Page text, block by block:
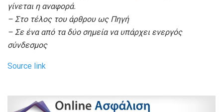
γίνεται η αναφορά.
– Στο τέλος του άρθρου ως Πηγή
– Σε ένα από τα δύο σημεία να υπάρχει ενεργός
σύνδεσμος
Source link